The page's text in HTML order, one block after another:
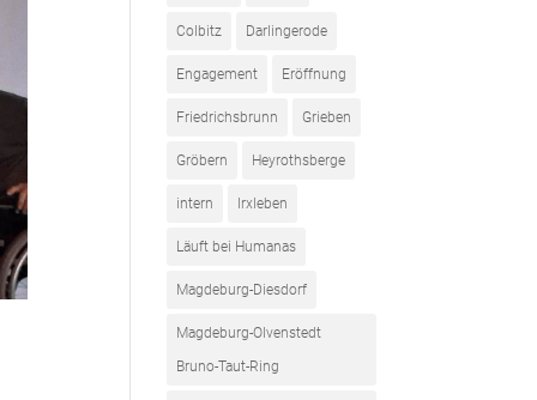
Colbitz Darlingerode
Engagement Eröffnung
Friedrichsbrunn Grieben
Gröbern Heyrothsberge
intern Irxleben
Läuft bei Humanas
Magdeburg-Diesdorf
Magdeburg-Olvenstedt
Bruno-Taut-Ring